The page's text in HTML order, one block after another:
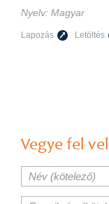
Nyelv: Magy
Lapozás Letöltés
Vegye fel